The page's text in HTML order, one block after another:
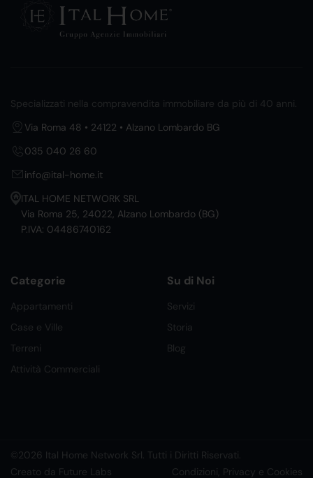
Specializzati nella compravendita immobiliare da più di 40 anni.
Via Roma 48 • 24122 • Alzano Lombardo BG
035 040 26 60
info@ital-home.it
ITAL HOME NETWORK SRL
Via Roma 25, 24022, Alzano Lombardo (BG)
P.IVA: 04486740162
Categorie
Appartamenti
Case e Ville
Terreni
Attività Commerciali
Su di Noi
Servizi
Storia
Blog
©2026 Ital Home Network Srl. Tutti i Diritti Riservati.
Creato da Future Labs
Condizioni, Privacy e Cookies